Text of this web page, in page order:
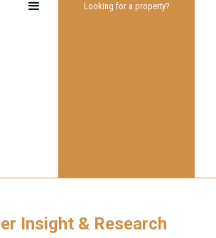
Looking for a property?
Insight & Research